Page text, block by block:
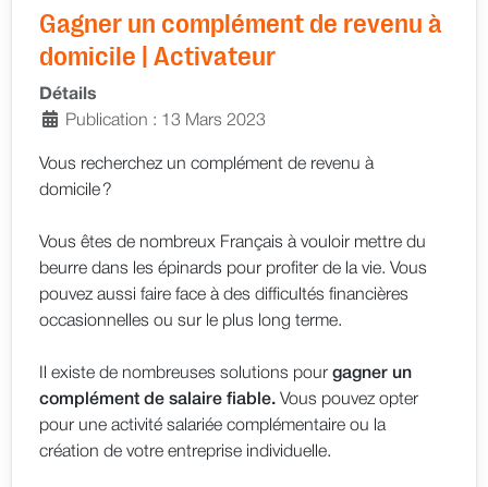
Gagner un complément de revenu à
domicile | Activateur
Détails
Publication : 13 Mars 2023
Vous recherchez un complément de revenu à
domicile ?
Vous êtes de nombreux Français à vouloir mettre du
beurre dans les épinards pour profiter de la vie. Vous
pouvez aussi faire face à des difficultés financières
occasionnelles ou sur le plus long terme.
Il existe de nombreuses solutions pourgagner un
complément de salaire fiable. Vous pouvez opter
pour une activité salariée complémentaire ou la
création de votre entreprise individuelle.